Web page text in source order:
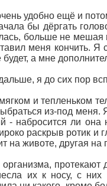
удобно ещё и
бы дёргать
больше не мешая
меня кончить.
будет, а мне
я до сих пор
и тепленьком
из-под
- набросится ли она
раскрыв ротик и
на животе, другая
их к носу, с